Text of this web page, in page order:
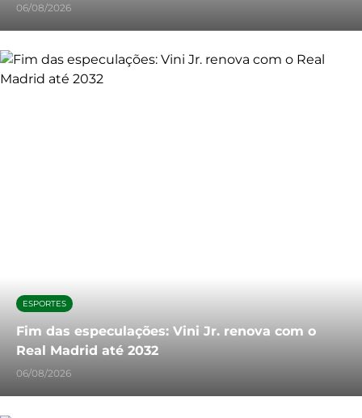
06/08/2026
ESPORTES
Fim das especulações: Vini Jr. renova com o
Real Madrid até 2032
06/08/2026